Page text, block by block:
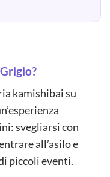
kamishibai su
svegliarsi con
all’asilo e
piccoli eventi.